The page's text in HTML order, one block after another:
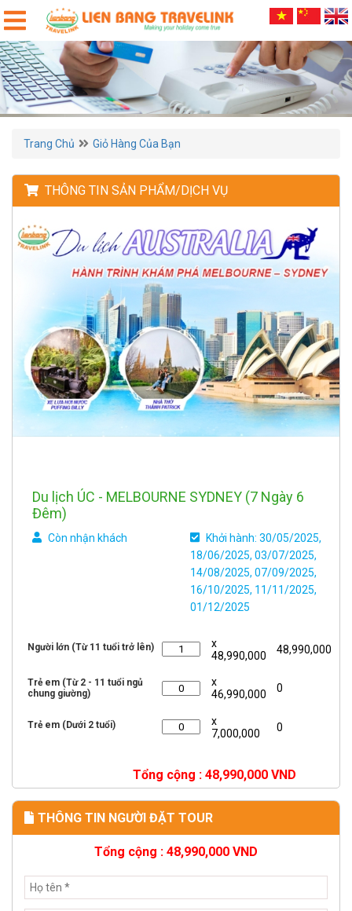
Trang Chủ Giỏ Hàng Của Bạn
THÔNG TIN SẢN PHẨM/DỊCH VỤ
Du lịch ÚC - MELBOURNE SYDNEY (7 Ngày 6
Đêm)
Còn nhận khách
Khởi hành: 30/05/2025,
18/06/2025, 03/07/2025,
14/08/2025, 07/09/2025,
16/10/2025, 11/11/2025,
01/12/2025
Người lớn (Từ 11 tuổi trở lên)
x
48,990,000
48,990,000
Trẻ em (Từ 2 - 11 tuổi ngủ
chung giường)
x
46,990,000
0
Trẻ em (Dưới 2 tuổi)
x
7,000,000
0
Tổng cộng : 48,990,000 VND
THÔNG TIN NGƯỜI ĐẶT TOUR
Tổng cộng : 48,990,000 VND